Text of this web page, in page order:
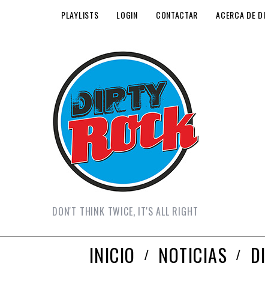
PLAYLISTS LOGIN CONTACTAR ACERCA DE
DON'T THINK TWICE, IT'S ALL RIGHT
INICIO NOTICIAS